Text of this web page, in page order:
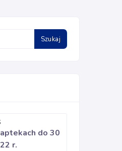
Szukaj
do 30
r.